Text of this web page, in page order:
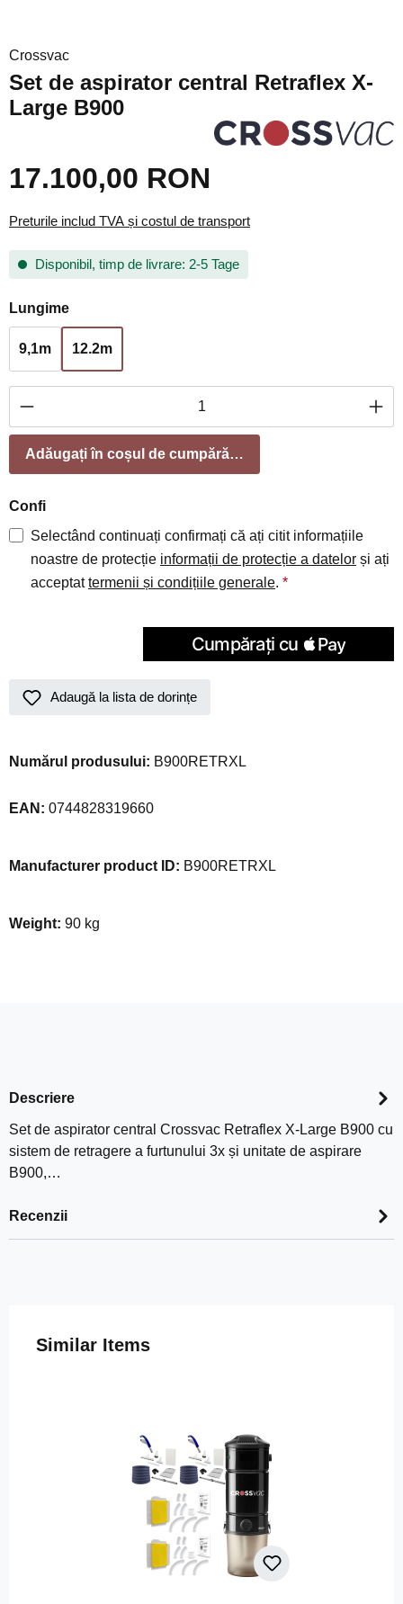
Crossvac
Set de aspirator central Retraflex X-
Large B900
17.100,00 RON
Preturile includ TVA și costul de transport
Disponibil, timp de livrare: 2-5 Tage
Selectați
Lungime
9,1m 12.2m
Cantitate produs: Introduceți cantitatea
Adăugați în coșul de cumpărături
Confi
Selectând continuați confirmați că ați citit informațiile
noastre de protecție informații de protecție a datelor și ați
acceptattermenii și condițiile generale. *
Adaugă la lista de dorințe
Numărul produsului: B900RETRXL
EAN: 0744828319660
Manufacturer product ID: B900RETRXL
Weight: 90 kg
Descriere
Set de aspirator central Crossvac Retraflex X-Large B900 cu
sistem de retragere a furtunului 3x și unitate de aspirare
B900,…
Recenzii
Sari peste galeria de produse
Similar Items